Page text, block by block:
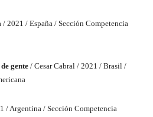
/ 2021 / España / Sección Competencia
gente / Cesar Cabral / 2021 / Brasil /
/ Argentina / Sección Competencia